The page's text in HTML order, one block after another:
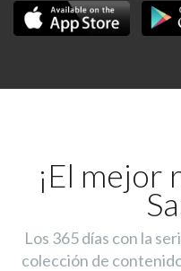
¡El mejor
Los 365 días con la
colección de